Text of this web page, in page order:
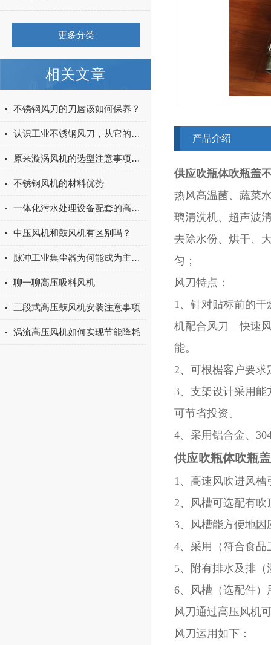
更多分类
相关文章
不锈钢风刀的刀唇该如何保养？
认识工业不锈钢风刀，从它的工作特点和运用开始
原来漩涡风机的选型注意事项有这么重要!
不锈钢风机的材料优势
一体化污水处理设备配套的高压风机
中压风机和鼓风机有区别吗？
脉冲工业集尘器为何能成为主流的除尘方式？
聊一聊高压吸料风机
三段式高压鼓风机安装注意事项
涡流高压风机如何实现节能降耗
产品介绍
供应吹瓶体吹瓶盖
热风高温菌、蔬菜
璃清洗机、超声波
去除水份、烘干、
匀；
风刀特点：
1、针对贴标前的
机配合风刀—快速
能。
2、可根椐客户要
3、支架设计采用
可节省投资。
4、采用铝合金、
供应吹瓶体吹瓶
1、高速风吹进风
2、风槽可选配有
3、风槽能方便地
4、采用（符合食品
5、附有排水及排
6、风槽（选配件
风刀通过高压风机
风刀运用如下：